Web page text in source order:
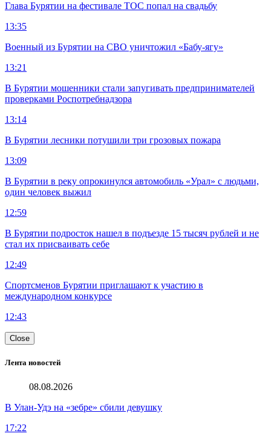
Глава Бурятии на фестивале ТОС попал на свадьбу
13:35
Военный из Бурятии на СВО уничтожил «Бабу-ягу»
13:21
В Бурятии мошенники стали запугивать предпринимателей
проверками Роспотребнадзора
13:14
В Бурятии лесники потушили три грозовых пожара
13:09
В Бурятии в реку опрокинулся автомобиль «Урал» с людьми,
один человек выжил
12:59
В Бурятии подросток нашел в подъезде 15 тысяч рублей и не
стал их присваивать себе
12:49
Спортсменов Бурятии приглашают к участию в
международном конкурсе
12:43
Close
Лента новостей
08.08.2026
В Улан-Удэ на «зебре» сбили девушку
17:22